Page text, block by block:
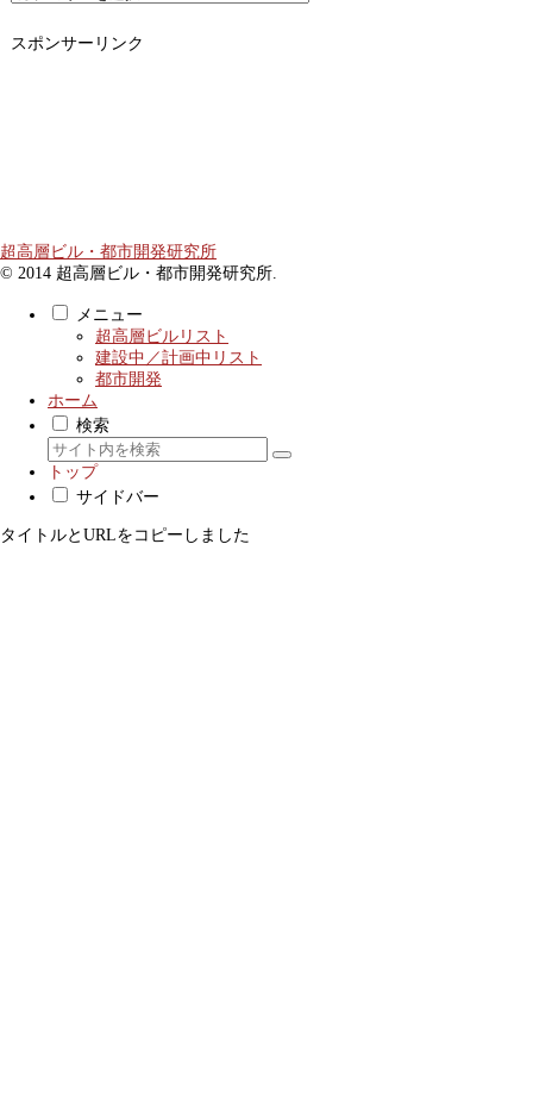
ス
スポンサーリンク
超高層ビル・都市開発研究所
© 2014 超高層ビル・都市開発研究所.
メニュー
超高層ビルリスト
建設中／計画中リスト
都市開発
ホーム
検索
トップ
サイドバー
タイトルとURLをコピーしました